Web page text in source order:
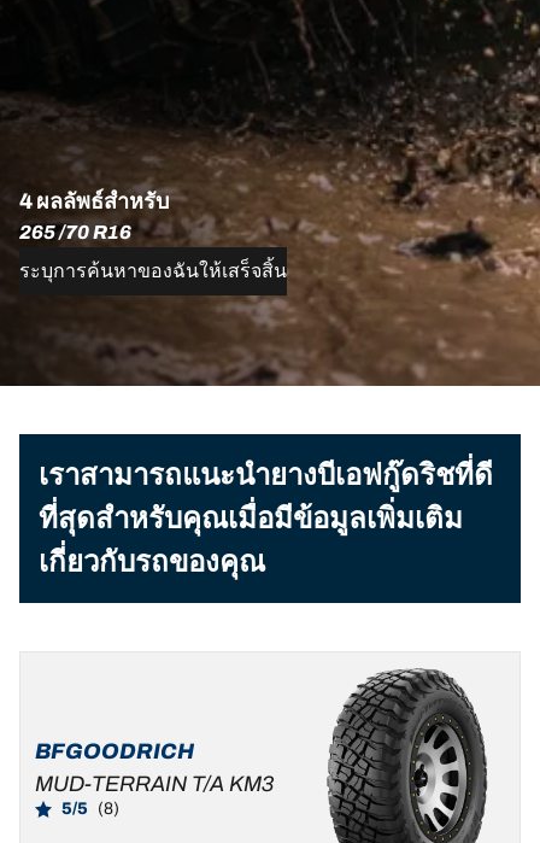
4 ผลลัพธ์สำหรับ
265 /70 R16
ระบุการค้นหาของฉันให้เสร็จสิ้น
เราสามารถแนะนำยางบีเอฟกู๊ดริชที่ดี
ที่สุดสำหรับคุณเมื่อมีข้อมูลเพิ่มเติม
เกี่ยวกับรถของคุณ
BFGOODRICH
MUD-TERRAIN T/A KM3
5/5 (8)